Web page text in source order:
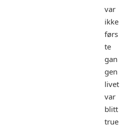
var
ikke
førs
te
gan
gen
livet
var
blitt
true